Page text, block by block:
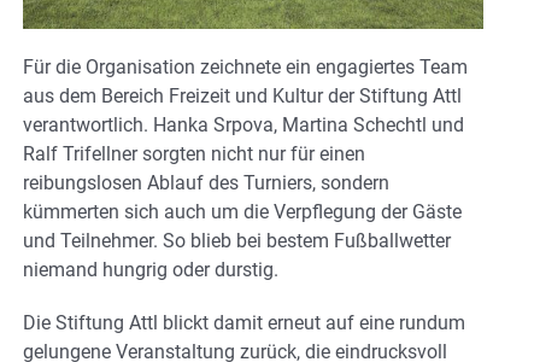
Für die Organisation zeichnete ein engagiertes Team
aus dem Bereich Freizeit und Kultur der Stiftung Attl
verantwortlich. Hanka Srpova, Martina Schechtl und
Ralf Trifellner sorgten nicht nur für einen
reibungslosen Ablauf des Turniers, sondern
kümmerten sich auch um die Verpflegung der Gäste
und Teilnehmer. So blieb bei bestem Fußballwetter
niemand hungrig oder durstig.
Die Stiftung Attl blickt damit erneut auf eine rundum
gelungene Veranstaltung zurück, die eindrucksvoll